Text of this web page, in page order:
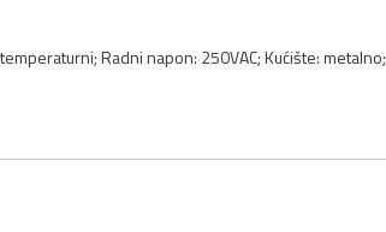
Radni napon: 250VAC; Kućište: metalno;